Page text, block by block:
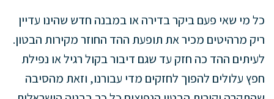
כל מי שאי פעם ביקר בדירה או במבנה חדש שהינו עדיין
ריק מרהיטים מכיר את תופעת ההד החוזר מקירות הבטון.
לעיתים ההד כה חזק עד שגם דיבור בקול רגיל או נפילת
חפץ עלולים להפוך לחזקים מדי עבורנו, וזאת מהסיבה